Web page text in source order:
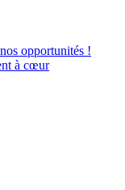
opportunités !
à cœur